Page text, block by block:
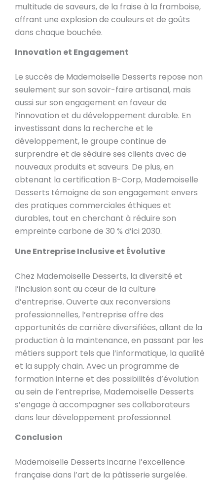
multitude de saveurs, de la fraise à la framboise,
offrant une explosion de couleurs et de goûts
dans chaque bouchée.
Innovation et Engagement
Le succès de Mademoiselle Desserts repose non
seulement sur son savoir-faire artisanal, mais
aussi sur son engagement en faveur de
l’innovation et du développement durable. En
investissant dans la recherche et le
développement, le groupe continue de
surprendre et de séduire ses clients avec de
nouveaux produits et saveurs. De plus, en
obtenant la certification B-Corp, Mademoiselle
Desserts témoigne de son engagement envers
des pratiques commerciales éthiques et
durables, tout en cherchant à réduire son
empreinte carbone de 30 % d’ici 2030.
Une Entreprise Inclusive et Évolutive
Chez Mademoiselle Desserts, la diversité et
l’inclusion sont au cœur de la culture
d’entreprise. Ouverte aux reconversions
professionnelles, l’entreprise offre des
opportunités de carrière diversifiées, allant de la
production à la maintenance, en passant par les
métiers support tels que l’informatique, la qualité
et la supply chain. Avec un programme de
formation interne et des possibilités d’évolution
au sein de l’entreprise, Mademoiselle Desserts
s’engage à accompagner ses collaborateurs
dans leur développement professionnel.
Conclusion
Mademoiselle Desserts incarne l’excellence
française dans l’art de la pâtisserie surgelée.